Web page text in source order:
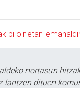
bi oinetan'
nortasun
lantzen dituen